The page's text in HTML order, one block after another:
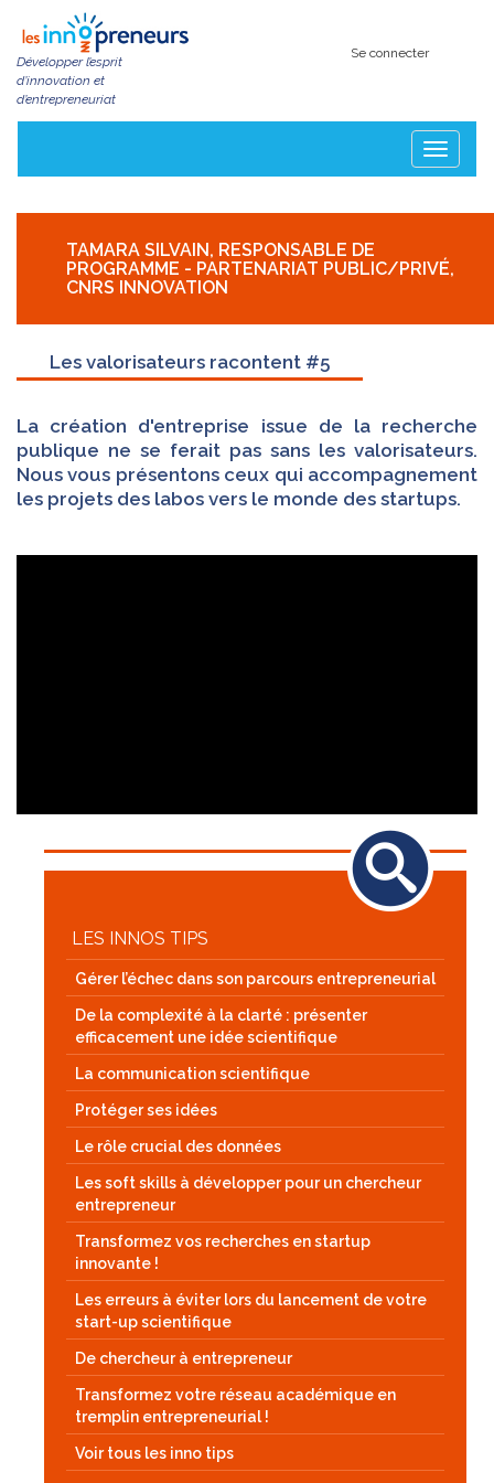
contenu
principal
Développer l’esprit
d’innovation et
d’entrepreneuriat
Se connecter
Toggle
navigation
TAMARA SILVAIN, RESPONSABLE DE
PROGRAMME - PARTENARIAT PUBLIC/PRIVÉ,
CNRS INNOVATION
Les valorisateurs racontent #5
La création d'entreprise issue de la recherche
publique ne se ferait pas sans les valorisateurs.
Nous vous présentons ceux qui accompagnement
les projets des labos vers le monde des startups.
LES INNOS TIPS
Gérer l’échec dans son parcours entrepreneurial
De la complexité à la clarté : présenter
efficacement une idée scientifique
La communication scientifique
Protéger ses idées
Le rôle crucial des données
Les soft skills à développer pour un chercheur
entrepreneur
Transformez vos recherches en startup
innovante !
Les erreurs à éviter lors du lancement de votre
start-up scientifique
De chercheur à entrepreneur
Transformez votre réseau académique en
tremplin entrepreneurial !
Voir tous les inno tips